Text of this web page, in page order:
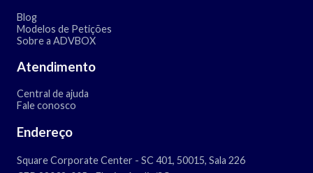
Blog
Modelos de Petições
Sobre a ADVBOX
Atendimento
Central de ajuda
Fale conosco
Endereço
Square Corporate Center - SC 401, 50015, Sala 226